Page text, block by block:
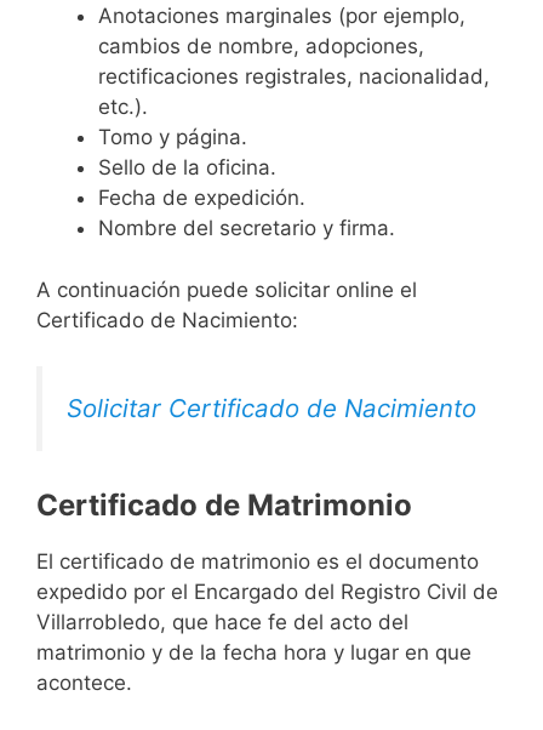
Anotaciones marginales (por ejemplo,
cambios de nombre, adopciones,
rectificaciones registrales, nacionalidad,
etc.).
Tomo y página.
Sello de la oficina.
Fecha de expedición.
Nombre del secretario y firma.
A continuación puede solicitar online el
Certificado de Nacimiento:
Solicitar Certificado de Nacimiento
Certificado de Matrimonio
El certificado de matrimonio es el documento
expedido por el Encargado del Registro Civil de
Villarrobledo, que hace fe del acto del
matrimonio y de la fecha hora y lugar en que
acontece.